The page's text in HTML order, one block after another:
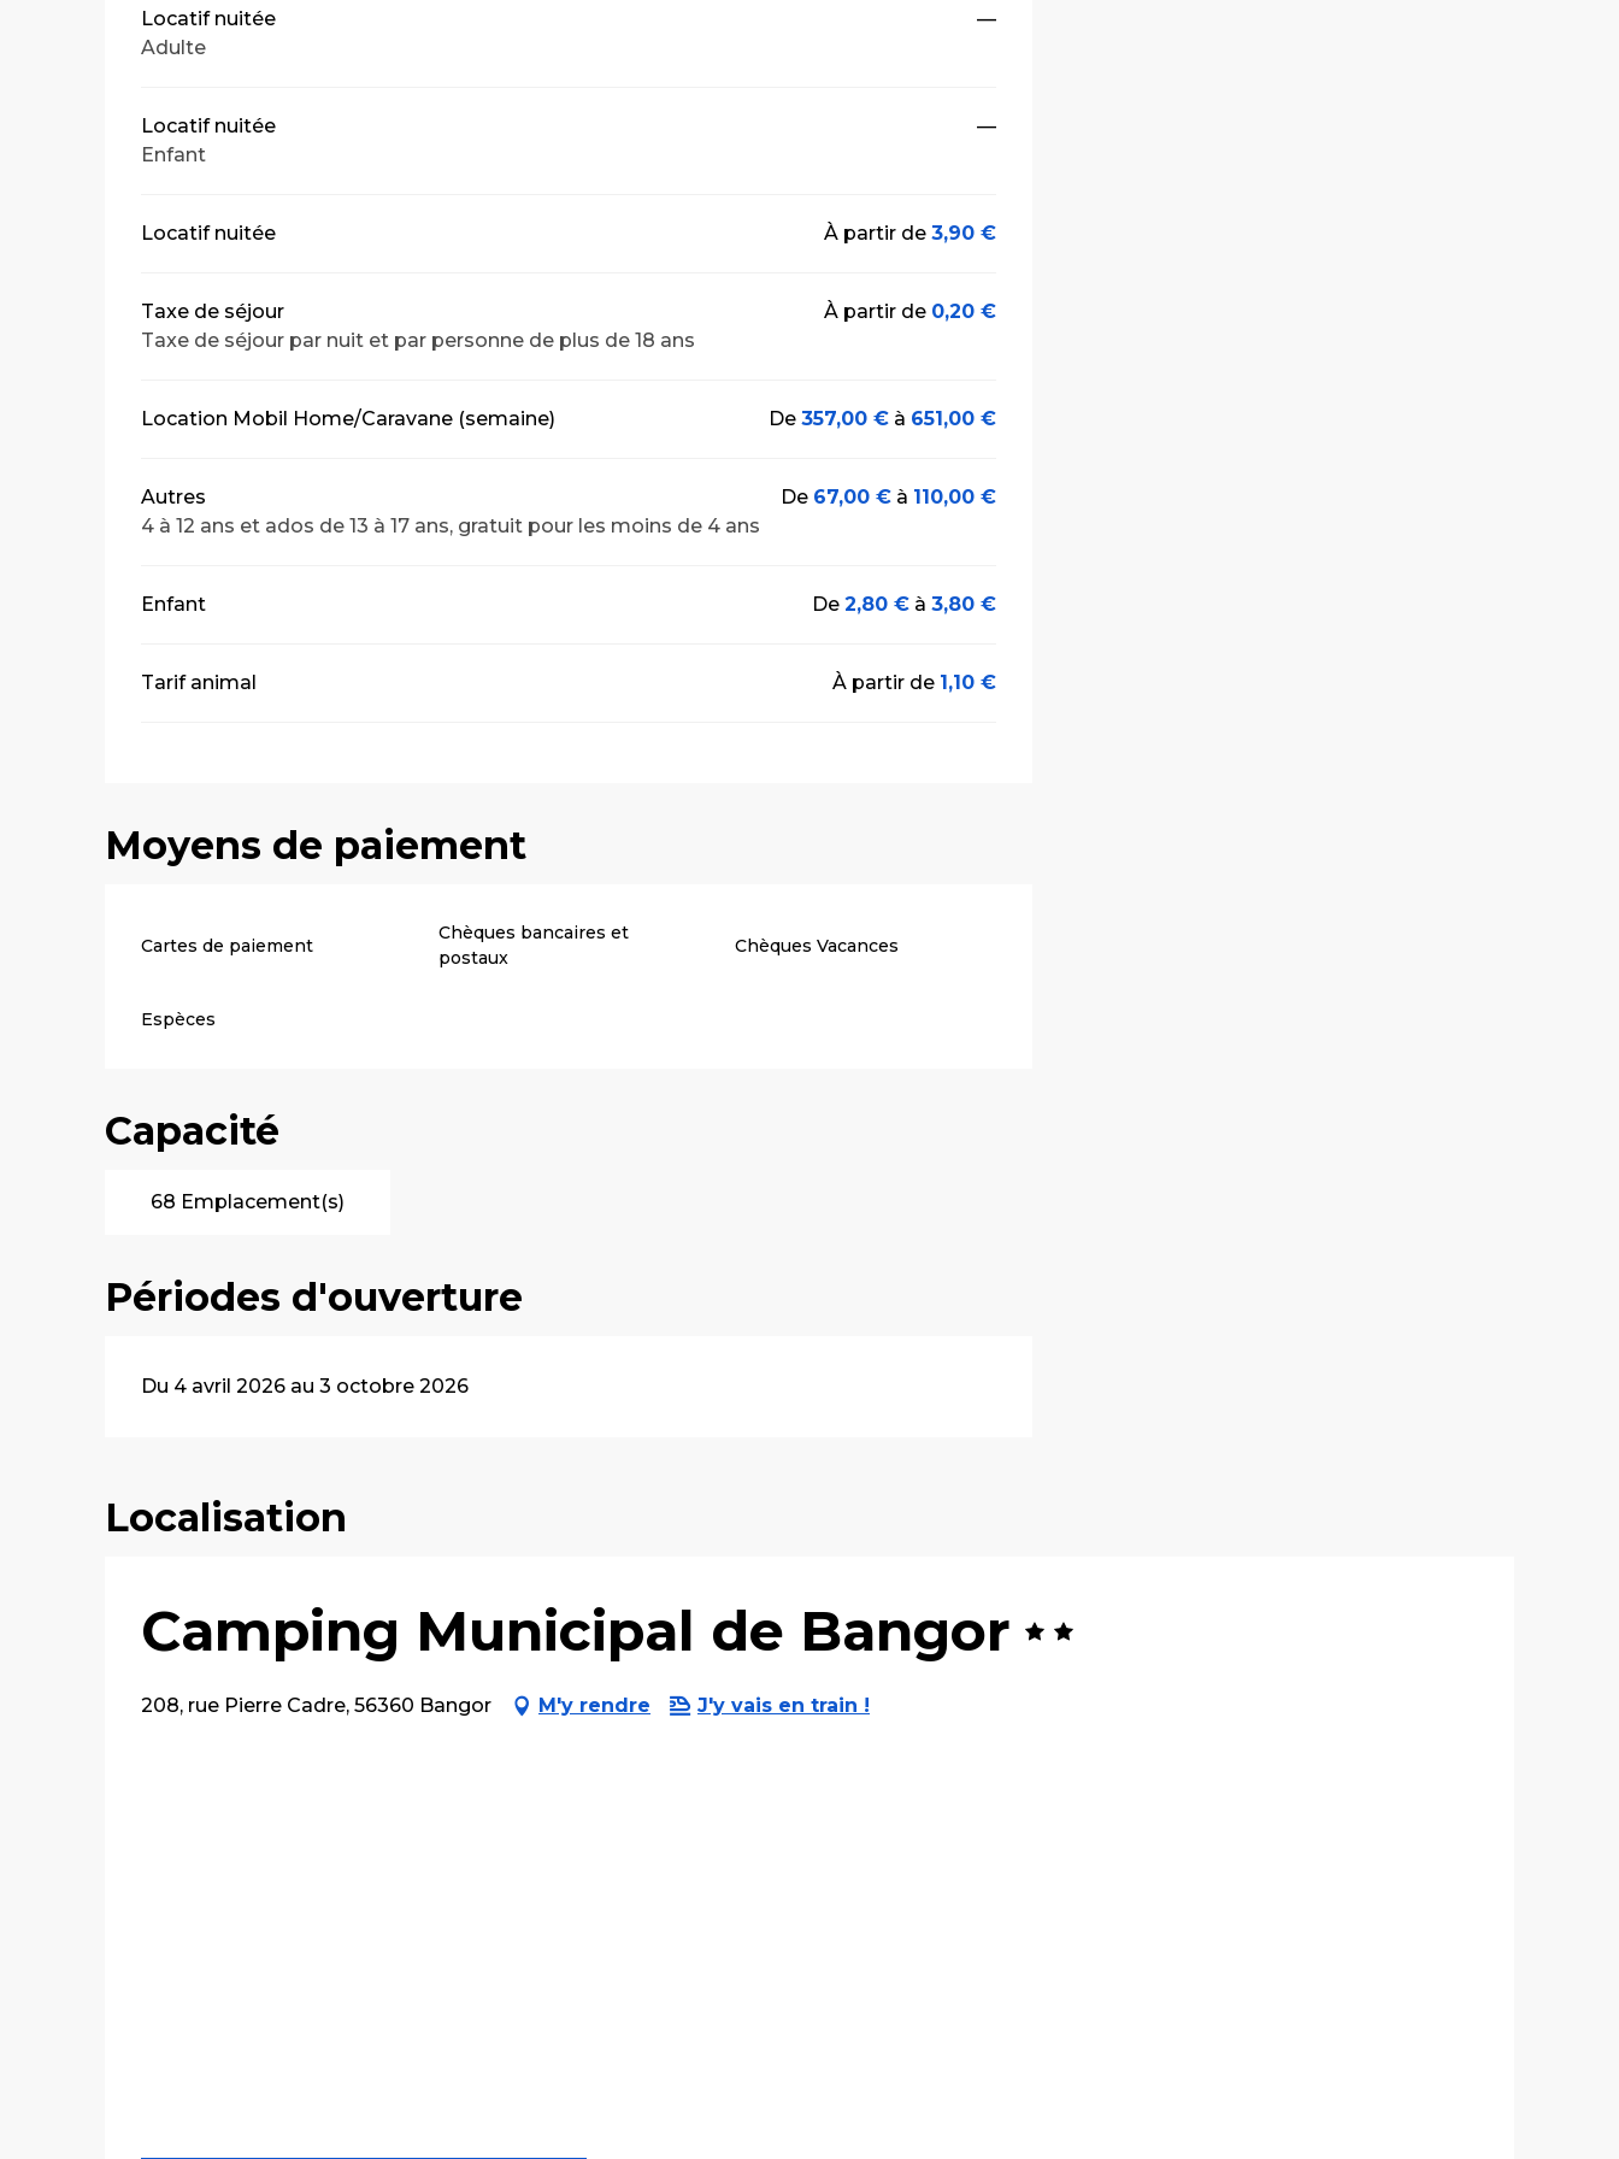
Locatif nuitée
Adulte
—
Locatif nuitée
Enfant
—
Locatif nuitée À partir de3,90 €
Taxe de séjour
Taxe de séjour par nuit et par personne de plus de 18 ans
À partir de 0,20 €
Location Mobil Home/Caravane (semaine) De357,00 € à 651,00 €
Autres
4 à 12 ans et ados de 13 à 17 ans, gratuit pour les moins de 4 ans
De 67,00 € à 110,00 €
Enfant De2,80 € à3,80 €
Tarif animal À partir de 1,10 €
Moyens de paiement
Cartes de paiement
Chèques bancaires et
postaux
Chèques Vacances
Espèces
Capacité
68 Emplacement(s)
Périodes d'ouverture
Du 4 avril 2026 au 3 octobre 2026
Localisation
Camping Municipal de Bangor
208, rue Pierre Cadre, 56360 Bangor M'y rendre J'y vais en train !